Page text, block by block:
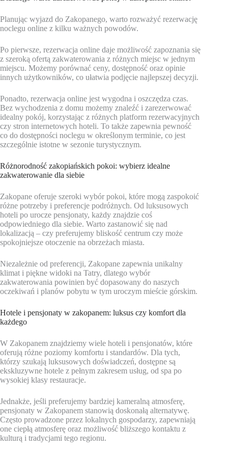
Planując wyjazd do Zakopanego, warto rozważyć rezerwację
noclegu online z kilku ważnych powodów.
Po pierwsze, rezerwacja online daje możliwość zapoznania się
z szeroką ofertą zakwaterowania z różnych miejsc w jednym
miejscu. Możemy porównać ceny, dostępność oraz opinie
innych użytkowników, co ułatwia podjęcie najlepszej decyzji.
Ponadto, rezerwacja online jest wygodna i oszczędza czas.
Bez wychodzenia z domu możemy znaleźć i zarezerwować
idealny pokój, korzystając z różnych platform rezerwacyjnych
czy stron internetowych hoteli. To także zapewnia pewność
co do dostępności noclegu w określonym terminie, co jest
szczególnie istotne w sezonie turystycznym.
Różnorodność zakopiańskich pokoi: wybierz idealne
zakwaterowanie dla siebie
Zakopane oferuje szeroki wybór pokoi, które mogą zaspokoić
różne potrzeby i preferencje podróżnych. Od luksusowych
hoteli po urocze pensjonaty, każdy znajdzie coś
odpowiedniego dla siebie. Warto zastanowić się nad
lokalizacją – czy preferujemy bliskość centrum czy może
spokojniejsze otoczenie na obrzeżach miasta.
Niezależnie od preferencji, Zakopane zapewnia unikalny
klimat i piękne widoki na Tatry, dlatego wybór
zakwaterowania powinien być dopasowany do naszych
oczekiwań i planów pobytu w tym uroczym mieście górskim.
Hotele i pensjonaty w zakopanem: luksus czy komfort dla
każdego
W Zakopanem znajdziemy wiele hoteli i pensjonatów, które
oferują różne poziomy komfortu i standardów. Dla tych,
którzy szukają luksusowych doświadczeń, dostępne są
ekskluzywne hotele z pełnym zakresem usług, od spa po
wysokiej klasy restauracje.
Jednakże, jeśli preferujemy bardziej kameralną atmosferę,
pensjonaty w Zakopanem stanowią doskonałą alternatywę.
Często prowadzone przez lokalnych gospodarzy, zapewniają
one ciepłą atmosferę oraz możliwość bliższego kontaktu z
kulturą i tradycjami tego regionu.